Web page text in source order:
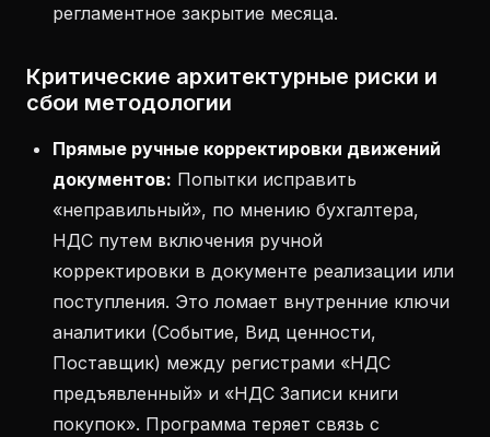
регламентное закрытие месяца.
Критические архитектурные риски и
сбои методологии
Прямые ручные корректировки движений
документов: Попытки исправить
«неправильный», по мнению бухгалтера,
НДС путем включения ручной
корректировки в документе реализации или
поступления. Это ломает внутренние ключи
аналитики (Событие, Вид ценности,
Поставщик) между регистрами «НДС
предъявленный» и «НДС Записи книги
покупок». Программа теряет связь с